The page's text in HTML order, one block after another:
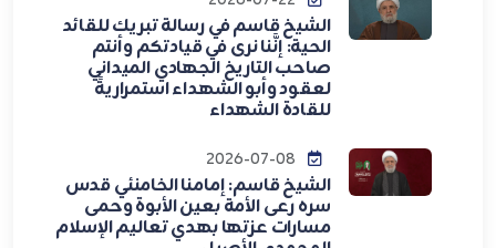
الشيخ قاسم في رسالة تبريك للقائد
الحية: إنَّنا نرى في قيادتكم وأنتم
صاحب التاريخ الجهادي الميداني
لعقود وأبو الشهداء استمراريةً
للقادة الشهداء
الشيخ قاسم: إمامنا الخامنئي قدس
سره رعى الأمة بعين الأبوة وحمى
مسارات عزتها بهدي تعاليم الإسلام